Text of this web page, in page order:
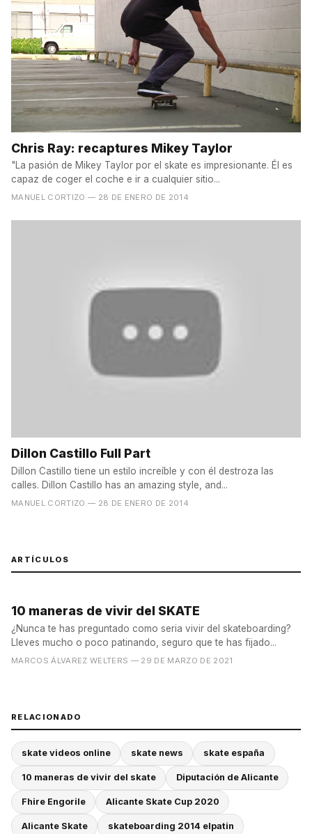
Chris Ray: recaptures Mikey Taylor
"La pasión de Mikey Taylor por el skate es impresionante. Él es
capaz de coger el coche e ir a cualquier sitio...
MANUEL CORTIZO — 28 DE ENERO DE 2014
Dillon Castillo Full Part
Dillon Castillo tiene un estilo increíble y con él destroza las
calles. Dillon Castillo has an amazing style, and...
MANUEL CORTIZO — 28 DE ENERO DE 2014
ARTÍCULOS
10 maneras de vivir del SKATE
¿Nunca te has preguntado como seria vivir del skateboarding?
Lleves mucho o poco patinando, seguro que te has fijado...
MARCOS ÁLVAREZ WELTERS — 29 DE MARZO DE 2021
RELACIONADO
skate videos online skate news skate españa
10 maneras de vivir del skate Diputación de Alicante
Fhire Engorile Alicante Skate Cup 2020
Alicante Skate skateboarding 2014 elpatin